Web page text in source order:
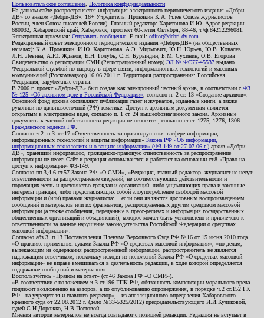
Пользовательское соглашение Политика конфиденциальности
На данном сайте распространяется информация электронного периодического издания «Дебри-
ДВ» со знаком «Дебри-ДВ». 16+ Учредитель: Пронякин К.А. (член Союза журналистов
России, член Союза писателей России). Главный редактор: Харитонова И.Ю. Адрес редакции:
680032, Хабаровский край, Хабаровск, проспект 60-летия Октября, 88-46, т./ф.84212296081.
Электронная приемная: Отправить сообщение . E-mail: editor@debri-dv.com
Редакционный совет электронного периодического издания «Дебри-ДВ» (на общественных
началах): К.А. Пронякин, И.Ю. Харитонова, А.Э. Мирмович, Ю.Н. Юрьев, Ю.В. Ковалев,
Л.Н. Левина, А.Ю. Жданов, Е.Н. Голубь, С.Н. Бурындин, Б.М. Сухинин, О.В. Егорова
Свидетельство о регистрации СМИ (Регистрационный номер) ЭЛ № ФС77-45537 выдано
Федеральной службой по надзору в сфере связи, информационных технологий и массовых
коммуникаций (Роскомнадзор) 16.06.2011 г. Территория распространения: Российская
Федерация, зарубежные страны.
В 2006 г. проект «Дебри-ДВ» был создан как электронный частный архив, в соответствии с ФЗ
№ 125 «Об архивном деле в Российской Федерации» , согласно п. 2 ст. 13 «Создание архивов».
Основной фонд архива составляют публикации газет и журналов, изданные книги, а также
рукописи по дальневосточной (РФ) тематике. Доступ к архивным документам является
открытым в электронном виде, согласно п. 1 ст. 24 вышеобозначенного закона. Архивные
документы к частной собственности редакции не относятся, согласно ст.ст. 1275, 1276, 1306
Гражданского кодекса РФ
Согласно ч.2. п.3. ст.17 «Ответственность за правонарушения в сфере информации,
информационных технологий и защиты информации» Закона РФ «Об информации,
информационных технологиях и о защите информации» (ФЗ-149 от 27.07.06 г.) архив «Дебри-
ДВ», хранящий информацию, гражданско-правовую ответственность за распространение
информации не несет. Сайт и редакция основываются и работают на основании ст.8 «Право на
доступ к информации» ФЗ-149.
Согласно пп.3,4,6 ст.57 Закона РФ «О СМИ», «Редакция, главный редактор, журналист не несут
ответственности за распространение сведений, не соответствующих действительности и
порочащих честь и достоинство граждан и организаций, либо ущемляющих права и законные
интересы граждан, либо представляющих собой злоупотребление свободой массовой
информации и (или) правами журналиста: ...если они являются дословным воспроизведением
сообщений и материалов или их фрагментов, распространенных другим средством массовой
информации (а также сообщения, переданные в пресс-релизах и информация государственных,
общественных организаций и объединений), которое может быть установлено и привлечено к
ответственности за данное нарушение законодательства Российской Федерации о средствах
массовой информации».
Согласно абз.3, п.13 Постановления Пленума Верховного Суда РФ №16 от 15 июня 2010 года
«О практике применения судами Закона РФ «О средствах массовой информации», «по делам,
вытекающим из содержания распространенной информации, распространитель не является
надлежащим ответчиком, поскольку исходя из положений Закона РФ «О средствах массовой
информации» не вправе вмешиваться в деятельность редакции, в ходе которой определяется
содержание сообщений и материалов».
Воспользуйтесь «Правом на ответ» (ст.46 Закона РФ «О СМИ»).
«В соответствии с положением ч.3 ст.196 ГПК РФ, обязанность компенсации морального вреда
подлежит возложению на авторов, а по опубликованию опровержения, в порядке ч.2 ст.152 ГК
РФ - на учредителя и главного редактор», - из апелляционного определения Хабаровского
краевого суда от 22.08.2012 г. (дело №33-5325/2012) председательствующего И.И.Куликовой,
судей С.И.Дорожко, Н.В.Пестовой.
Мнения авторов материалов не всегда совпадают с позицией редакции. Редакция не вступает в